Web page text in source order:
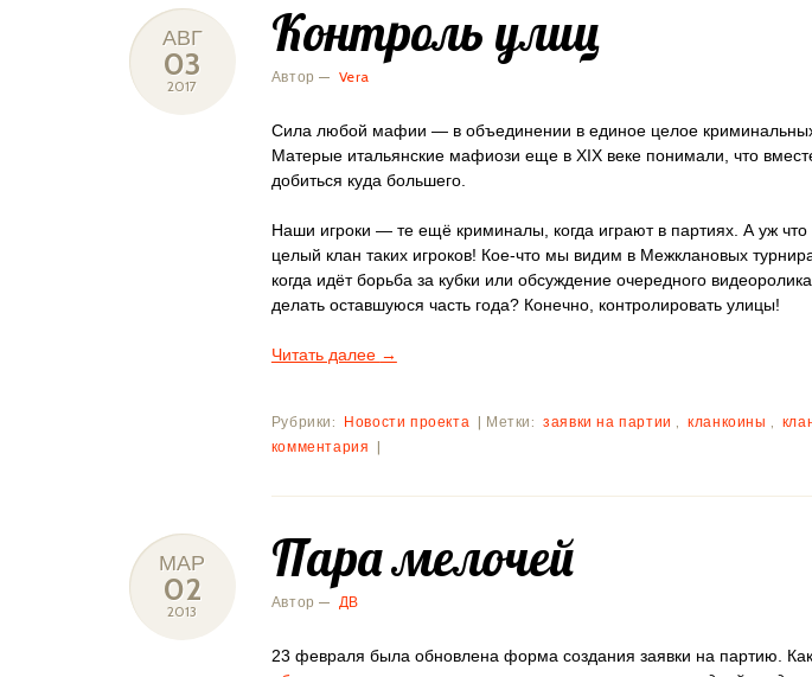
АВГ
03
2017
Контроль улиц
Автор — Vera
Сила любой мафии — в объединении в единое целое
Матерые итальянские мафиози еще в XIX веке понимали, что
добиться куда большего.
Наши игроки — те ещё криминалы, когда играют в партиях. А уж что
целый клан таких игроков! Кое-что мы видим в Межклановых
когда идёт борьба за кубки или обсуждение очередного
делать оставшуюся часть года? Конечно, контролировать улицы!
Читать далее →
Рубрики: Новости проекта | Метки: заявки на партии , кланкоины ,
комментария |
МАР
02
2013
Пара мелочей
Автор — ДВ
23 февраля была обновлена форма создания заявки на партию.